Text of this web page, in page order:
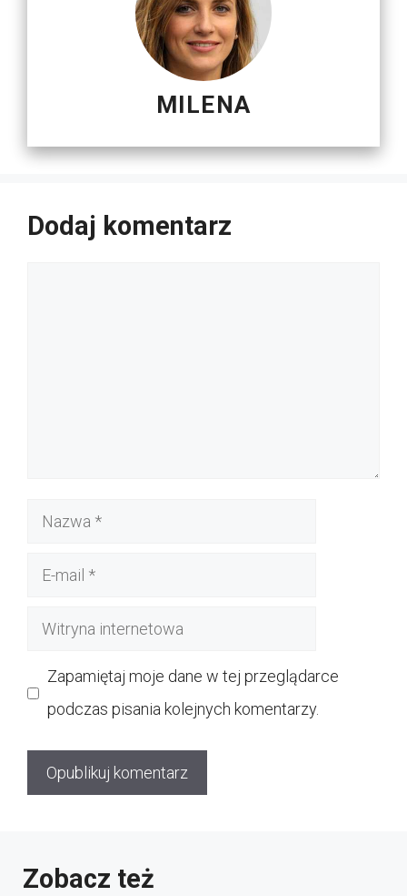
MILENA
Dodaj komentarz
Nazwa
Witryna
Zapamiętaj moje dane w tej przeglądarce
podczas pisania kolejnych komentarzy.
Zobacz też